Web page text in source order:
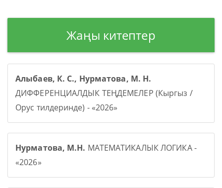
Жаңы китептер
Алыбаев, К. С., Нурматова, М. Н.
ДИФФЕРЕНЦИАЛДЫК ТЕҢДЕМЕЛЕР (Кыргыз /
Орус тилдеринде) - «2026»
Нурматова, М.Н. МАТЕМАТИКАЛЫК ЛОГИКА -
«2026»